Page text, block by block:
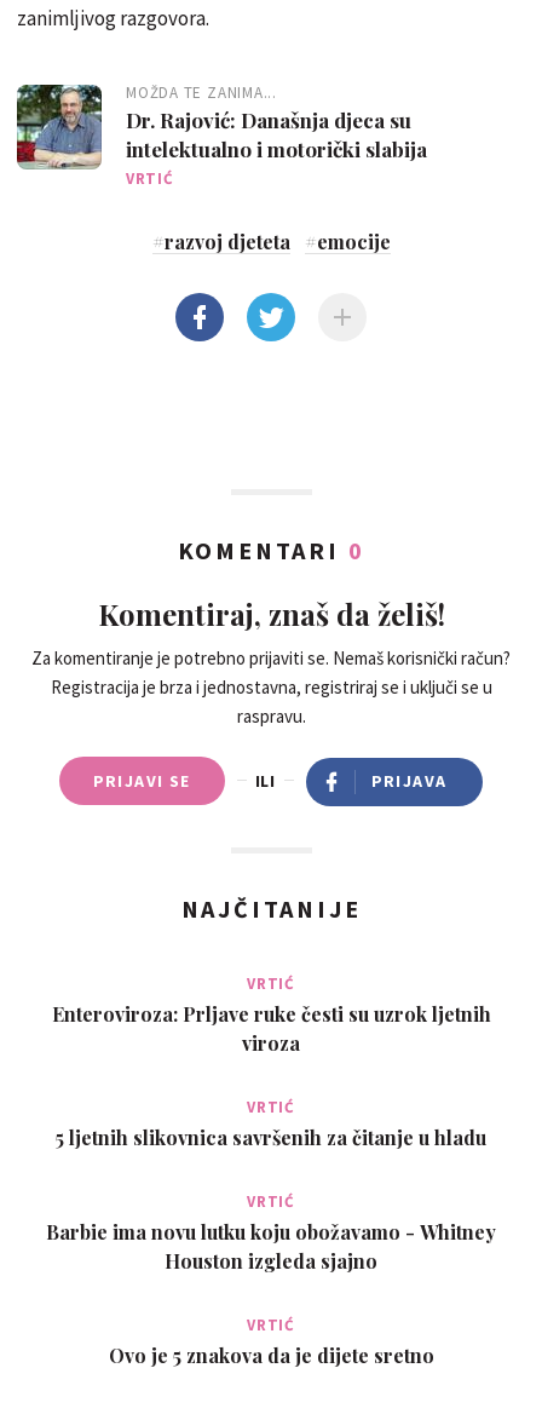
zanimljivog razgovora.
MOŽDA TE ZANIMA...
Dr. Rajović: Današnja djeca su
intelektualno i motorički slabija
VRTIĆ
#razvoj djeteta #emocije
KOMENTARI 0
Komentiraj, znaš da želiš!
Za komentiranje je potrebno prijaviti se. Nemaš korisnički račun?
Registracija je brza i jednostavna, registriraj se i uključi se u
raspravu.
PRIJAVI SE ILI PRIJAVA
NAJČITANIJE
VRTIĆ
Enteroviroza: Prljave ruke česti su uzrok ljetnih
viroza
VRTIĆ
5 ljetnih slikovnica savršenih za čitanje u hladu
VRTIĆ
Barbie ima novu lutku koju obožavamo - Whitney
Houston izgleda sjajno
VRTIĆ
Ovo je 5 znakova da je dijete sretno